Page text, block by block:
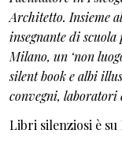
Architetto. Insieme
insegnante di
Milano, un ‘non
silent book e albi
convegni, laboratori
Libri silenziosi è su